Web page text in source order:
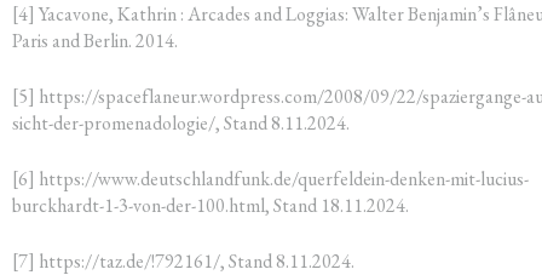
[4] Yaca­vo­ne, Kath­rin : Arca­des and Log­gi­as: Wal­ter Benjamin’s
Paris and Ber­lin. 2014.
[5] https://spaceflaneur.wordpress.com/2008/09/22/spaziergange-
sicht-der-promenadologie/, Stand 8.11.2024.
[6] https://www.deutschlandfunk.de/querfeldein-denken-mit-lucius-
burckhardt-1-3-von-der-100.html, Stand 18.11.2024.
[7] https://taz.de/!792161/, Stand 8.11.2024.